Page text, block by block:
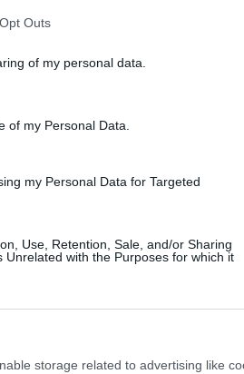
Outs
of my personal data.
of my Personal Data.
my Personal Data for Targeted
Use, Retention, Sale, and/or Sharing
Unrelated with the Purposes for which it
storage related to advertising like
συχνά την παρουσία
περισσότερα night sessions